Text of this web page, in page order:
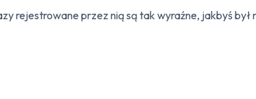
rejestrowane przez nią są tak wyraźne, jakbyś był